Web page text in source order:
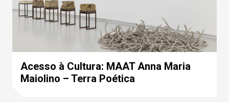
Acesso à Cultura: MAAT Anna Maria
Maiolino – Terra Poética